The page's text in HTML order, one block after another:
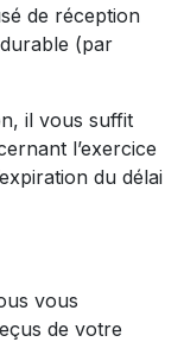
de réception
(par
il vous suffit
l’exercice
du délai
vous
de votre